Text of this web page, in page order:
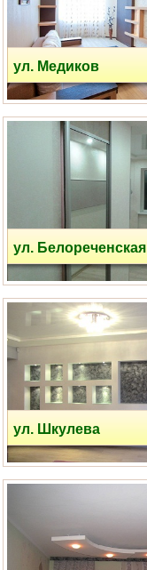
ул. Белореченская
ул. Шкулева